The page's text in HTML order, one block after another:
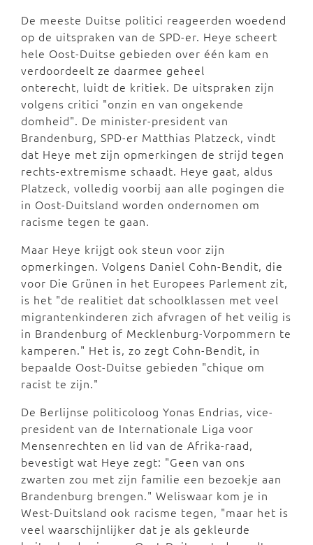
De meeste Duitse politici reageerden woedend
op de uitspraken van de SPD-er. Heye scheert
hele Oost-Duitse gebieden over één kam en
verdoordeelt ze daarmee geheel
onterecht, luidt de kritiek. De uitspraken zijn
volgens critici "onzin en van ongekende
domheid". De minister-president van
Brandenburg, SPD-er Matthias Platzeck, vindt
dat Heye met zijn opmerkingen de strijd tegen
rechts-extremisme schaadt. Heye gaat, aldus
Platzeck, volledig voorbij aan alle pogingen die
in Oost-Duitsland worden ondernomen om
racisme tegen te gaan.
Maar Heye krijgt ook steun voor zijn
opmerkingen. Volgens Daniel Cohn-Bendit, die
voor Die Grünen in het Europees Parlement zit,
is het "de realitiet dat schoolklassen met veel
migrantenkinderen zich afvragen of het veilig is
in Brandenburg of Mecklenburg-Vorpommern te
kamperen." Het is, zo zegt Cohn-Bendit, in
bepaalde Oost-Duitse gebieden "chique om
racist te zijn."
De Berlijnse politicoloog Yonas Endrias, vice-
president van de Internationale Liga voor
Mensenrechten en lid van de Afrika-raad,
bevestigt wat Heye zegt: "Geen van ons
zwarten zou met zijn familie een bezoekje aan
Brandenburg brengen." Weliswaar kom je in
West-Duitsland ook racisme tegen, "maar het is
veel waarschijnlijker dat je als gekleurde